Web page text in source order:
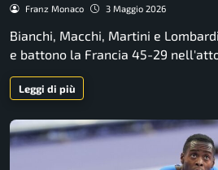
Franz Monaco 3 Maggio 2026
Bianchi, Macchi, Martini e
e battono la Francia 45-29
Leggi di più